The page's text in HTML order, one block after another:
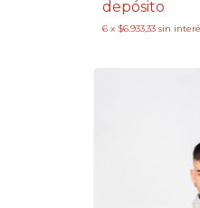
depósito
6 x $6.933,33 sin